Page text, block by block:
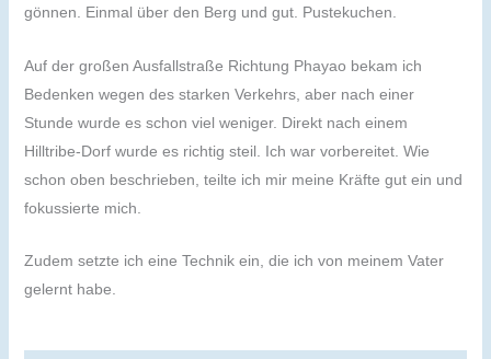
gönnen. Einmal über den Berg und gut. Pustekuchen.
Auf der großen Ausfallstraße Richtung Phayao bekam ich
Bedenken wegen des starken Verkehrs, aber nach einer
Stunde wurde es schon viel weniger. Direkt nach einem
Hilltribe-Dorf wurde es richtig steil. Ich war vorbereitet. Wie
schon oben beschrieben, teilte ich mir meine Kräfte gut ein und
fokussierte mich.
Zudem setzte ich eine Technik ein, die ich von meinem Vater
gelernt habe.